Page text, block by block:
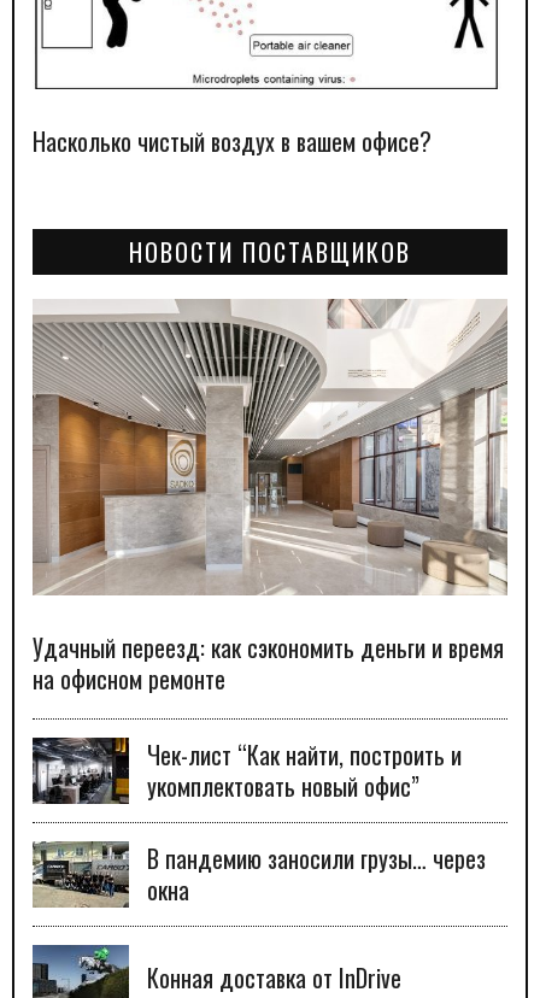
Насколько чистый воздух в вашем офисе?
НОВОСТИ ПОСТАВЩИКОВ
Удачный переезд: как сэкономить деньги и время
на офисном ремонте
Чек-лист “Как найти, построить и
укомплектовать новый офис”
В пандемию заносили грузы… через
окна
Конная доставка от InDrive